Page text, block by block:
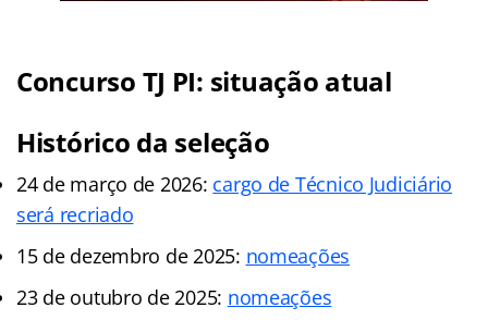
Concurso TJ PI: situação atual
Histórico da seleção
24 de março de 2026: cargo de Técnico Judiciário
será recriado
15 de dezembro de 2025: nomeações
23 de outubro de 2025: nomeações